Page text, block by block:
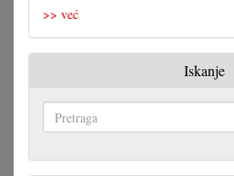
>> već
Iskanje